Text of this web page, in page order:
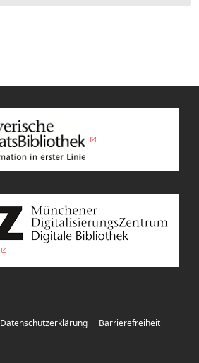
Datenschutzerklärung Barrierefreiheit